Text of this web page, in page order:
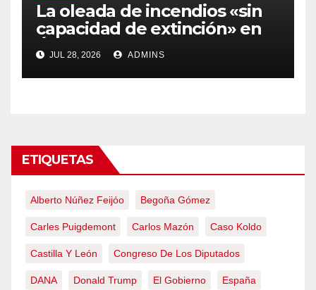
La oleada de incendios «sin
capacidad de extinción» en
Ávila y al oeste de Madrid
obliga a declarar la
emergencia nacional
JUL 28, 2026 ADMINS
ETIQUETAS
Alberto Núñez Feijóo Begoña Gómez
Carles Puigdemont Carlos Mazón Caso Koldo
Castilla Y León Congreso De Los Diputados
DANA Donald Trump El Gobierno España